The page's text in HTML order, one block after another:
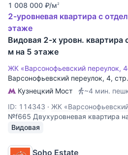
1 008 000 ₽/м2
2-уровневая квартира с
этаже
Видовая 2-х уровн. квартира
м на 5 этаже
ЖК «Варсонофьевский переулок,
Варсонофьевский переулок, 4,
Кузнецкий Мост
~4 мин.
ID: 114343 · ЖК
№f665 Двухуровневая квартира
эксплуатируемом чердаке
отделка помещения в
Видовая
Soho Estate